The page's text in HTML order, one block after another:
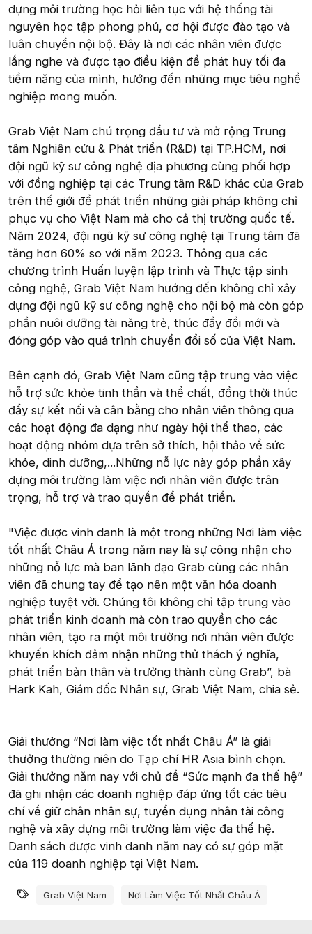
dựng môi trường học hỏi liên tục với hệ thống tài
nguyên học tập phong phú, cơ hội được đào tạo và
luân chuyển nội bộ. Đây là nơi các nhân viên được
lắng nghe và được tạo điều kiện để phát huy tối đa
tiềm năng của mình, hướng đến những mục tiêu nghề
nghiệp mong muốn.
Grab Việt Nam chú trọng đầu tư và mở rộng Trung
tâm Nghiên cứu & Phát triển (R&D) tại TP.HCM, nơi
đội ngũ kỹ sư công nghệ địa phương cùng phối hợp
với đồng nghiệp tại các Trung tâm R&D khác của Grab
trên thế giới để phát triển những giải pháp không chỉ
phục vụ cho Việt Nam mà cho cả thị trường quốc tế.
Năm 2024, đội ngũ kỹ sư công nghệ tại Trung tâm đã
tăng hơn 60% so với năm 2023. Thông qua các
chương trình Huấn luyện lập trình và Thực tập sinh
công nghệ, Grab Việt Nam hướng đến không chỉ xây
dựng đội ngũ kỹ sư công nghệ cho nội bộ mà còn góp
phần nuôi dưỡng tài năng trẻ, thúc đẩy đổi mới và
đóng góp vào quá trình chuyển đổi số của Việt Nam.
Bên cạnh đó, Grab Việt Nam cũng tập trung vào việc
hỗ trợ sức khỏe tinh thần và thể chất, đồng thời thúc
đẩy sự kết nối và cân bằng cho nhân viên thông qua
các hoạt động đa dạng như ngày hội thể thao, các
hoạt động nhóm dựa trên sở thích, hội thảo về sức
khỏe, dinh dưỡng,...Những nỗ lực này góp phần xây
dựng môi trường làm việc nơi nhân viên được trân
trọng, hỗ trợ và trao quyền để phát triển.
"Việc được vinh danh là một trong những Nơi làm việc
tốt nhất Châu Á trong năm nay là sự công nhận cho
những nỗ lực mà ban lãnh đạo Grab cùng các nhân
viên đã chung tay để tạo nên một văn hóa doanh
nghiệp tuyệt vời. Chúng tôi không chỉ tập trung vào
phát triển kinh doanh mà còn trao quyền cho các
nhân viên, tạo ra một môi trường nơi nhân viên được
khuyến khích đảm nhận những thử thách ý nghĩa,
phát triển bản thân và trưởng thành cùng Grab”, bà
Hark Kah, Giám đốc Nhân sự, Grab Việt Nam, chia sẻ.
Giải thưởng “Nơi làm việc tốt nhất Châu Á” là giải
thưởng thường niên do Tạp chí HR Asia bình chọn.
Giải thưởng năm nay với chủ đề “Sức mạnh đa thế hệ”
đã ghi nhận các doanh nghiệp đáp ứng tốt các tiêu
chí về giữ chân nhân sự, tuyển dụng nhân tài công
nghệ và xây dựng môi trường làm việc đa thế hệ.
Danh sách được vinh danh năm nay có sự góp mặt
của 119 doanh nghiệp tại Việt Nam.
Từ khóa
Grab Việt Nam Nơi Làm Việc Tốt Nhất Châu Á